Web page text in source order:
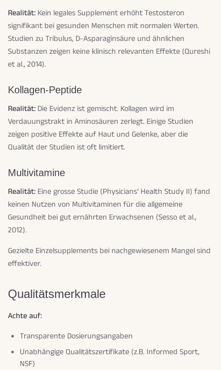
Realität: Kein legales Supplement erhöht Testosteron
signifikant bei gesunden Menschen mit normalen Werten.
Studien zu Tribulus, D-Asparaginsäure und ähnlichen
Substanzen zeigen keine klinisch relevanten Effekte (Qureshi
et al., 2014).
Kollagen-Peptide
Realität: Die Evidenz ist gemischt. Kollagen wird im
Verdauungstrakt in Aminosäuren zerlegt. Einige Studien
zeigen positive Effekte auf Haut und Gelenke, aber die
Qualität der Studien ist oft limitiert.
Multivitamine
Realität: Eine grosse Studie (Physicians’ Health Study II) fand
keinen Nutzen von Multivitaminen für die allgemeine
Gesundheit bei gut ernährten Erwachsenen (Sesso et al.,
2012).
Gezielte Einzelsupplements bei nachgewiesenem Mangel sind
effektiver.
Qualitätsmerkmale
Achte auf:
Transparente Dosierungsangaben
Unabhängige Qualitätszertifikate (z.B. Informed Sport,
NSF)